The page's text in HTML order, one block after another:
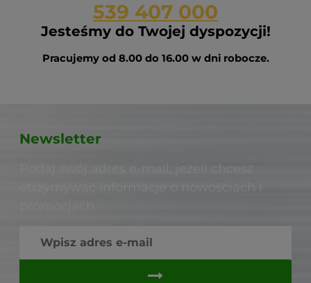
539 407 000
Jesteśmy do Twojej dyspozycji!
Pracujemy od 8.00 do 16.00 w dni robocze.
Newsletter
Podaj swój adres e-mail, jeżeli chcesz
otrzymywać informacje o nowościach i